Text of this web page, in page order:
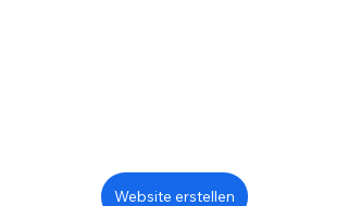
Website erstellen